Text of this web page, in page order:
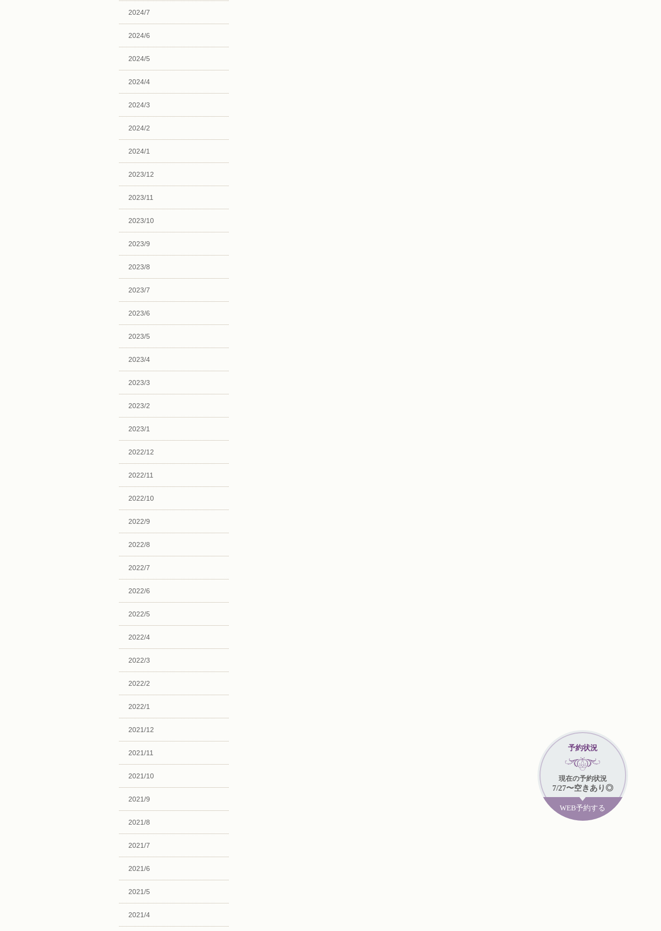
予約状況
現在の予約状況
7/27〜空きあり◎
WEB予約する
2024/7
2024/6
2024/5
2024/4
2024/3
2024/2
2024/1
2023/12
2023/11
2023/10
2023/9
2023/8
2023/7
2023/6
2023/5
2023/4
2023/3
2023/2
2023/1
2022/12
2022/11
2022/10
2022/9
2022/8
2022/7
2022/6
2022/5
2022/4
2022/3
2022/2
2022/1
2021/12
2021/11
2021/10
2021/9
2021/8
2021/7
2021/6
2021/5
2021/4